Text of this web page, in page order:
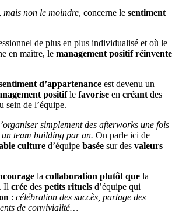
, mais non le moindre, concerne le sentiment
de plus en plus individualisé et où le
en maître, le management positif réinvente
d’appartenance est devenu un
positifle favorise en créant des
sein de l’équipe.
simplement des afterworks une fois
un team building par an. On parle ici de
culture d’équipe basée sur des valeurs
la collaboration plutôt que la
. Il crée des petits rituels d’équipe qui
: célébration des succès, partage des
de convivialité…